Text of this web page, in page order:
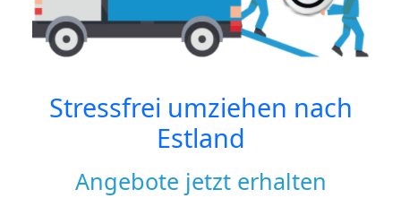
Stressfrei umziehen nach
Estland
Angebote jetzt erhalten